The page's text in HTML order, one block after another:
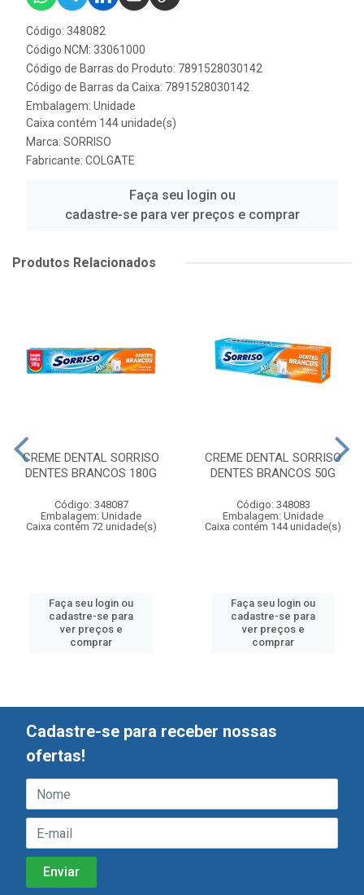
Código: 348082
Código NCM: 33061000
Código de Barras do Produto: 7891528030142
Código de Barras da Caixa: 7891528030142
Embalagem: Unidade
Caixa contém 144 unidade(s)
Marca: SORRISO
Fabricante: COLGATE
Faça seu login ou
cadastre-se para ver preços e comprar
Produtos Relacionados
CREME DENTAL SORRISO
DENTES BRANCOS 180G
Código: 348087
Embalagem: Unidade
Caixa contém 72 unidade(s)
Faça seu login ou
cadastre-se para
ver preços e
comprar
CREME DENTAL SORRISO
DENTES BRANCOS 50G
Código: 348083
Embalagem: Unidade
Caixa contém 144 unidade(s)
Faça seu login ou
cadastre-se para
ver preços e
comprar
Cadastre-se para receber nossas
ofertas!